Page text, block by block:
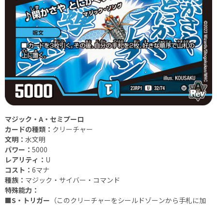
マジック・A・セミプーロ
カードの種類： クリーチャー
文明： 水文明
パワー： 5000
レアリティ： U
コスト： 6マナ
種族： マジック・サイバー・コマンド
特殊能力：
■S・トリガー （このクリーチャーをシールドゾーンから手札に加